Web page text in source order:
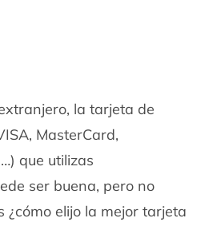
la tarjeta de
MasterCard,
que utilizas
ser buena, pero no
¿cómo elijo la mejor tarjeta